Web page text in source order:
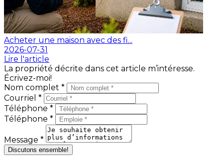
Acheter une maison avec des fi...
2026-07-31
Lire l'article
La propriété décrite dans cet article m’intéresse.
Écrivez-moi!
Nom complet *
Courriel *
Téléphone *
Téléphone *
Message *
Discutons ensemble!